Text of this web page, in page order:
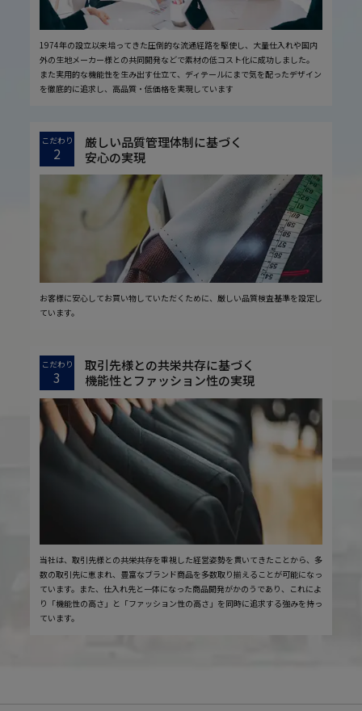
1974年の設立以来培ってきた圧倒的な流通経路を駆使し、大量仕入れや国内
外の生地メーカー様との共同開発などで素材の低コスト化に成功しました。
また実用的な機能性を生み出す仕立て、ディテールにまで気を配ったデザイン
を徹底的に追求し、高品質・低価格を実現しています
こだわり
2
厳しい品質管理体制に基づく
安心の実現
お客様に安心してお買い物していただくために、厳しい品質検査基準を設定し
ています。
こだわり
3
取引先様との共栄共存に基づく
機能性とファッション性の実現
当社は、取引先様との共栄共存を重視した経営姿勢を貫いてきたことから、多
数の取引先に恵まれ、豊富なブランド商品を多数取り揃えることが可能になっ
ています。また、仕入れ先と一体になった商品開発がかのうであり、これによ
り「機能性の高さ」と「ファッション性の高さ」を同時に追求する強みを持っ
ています。